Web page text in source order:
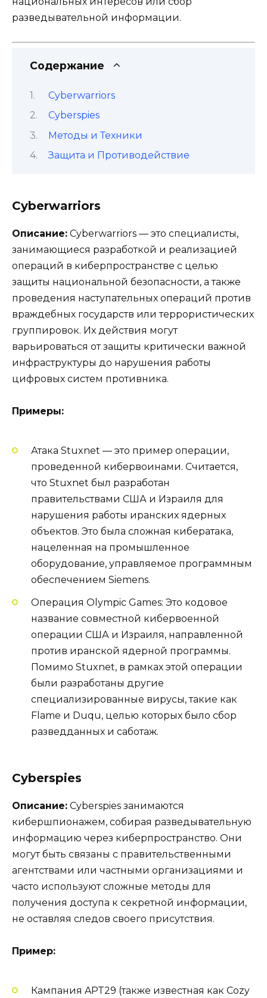
разведывательной информации.
Содержание
Cyberwarriors
Cyberspies
Методы и Техники
Защита и Противодействие
Cyberwarriors
Описание: Cyberwarriors — это специалисты,
занимающиеся разработкой и реализацией
операций в киберпространстве с целью
защиты национальной безопасности, а также
проведения наступательных операций против
враждебных государств или террористических
группировок. Их действия могут
варьироваться от защиты критически важной
инфраструктуры до нарушения работы
цифровых систем противника.
Примеры:
Атака Stuxnet — это пример операции,
проведенной кибервоинами. Считается,
что Stuxnet был разработан
правительствами США и Израиля для
нарушения работы иранских ядерных
объектов. Это была сложная кибератака,
нацеленная на промышленное
оборудование, управляемое программным
обеспечением Siemens.
Операция Olympic Games: Это кодовое
название совместной кибервоенной
операции США и Израиля, направленной
против иранской ядерной программы.
Помимо Stuxnet, в рамках этой операции
были разработаны другие
специализированные вирусы, такие как
Flame и Duqu, целью которых было сбор
разведданных и саботаж.
Cyberspies
Описание: Cyberspies занимаются
кибершпионажем, собирая разведывательную
информацию через киберпространство. Они
могут быть связаны с правительственными
агентствами или частными организациями и
часто используют сложные методы для
получения доступа к секретной информации,
не оставляя следов своего присутствия.
Пример:
Кампания APT29 (также известная как Cozy